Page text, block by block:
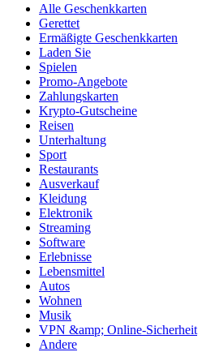
Alle Geschenkkarten
Gerettet
Ermäßigte Geschenkkarten
Laden Sie
Spielen
Promo-Angebote
Zahlungskarten
Krypto-Gutscheine
Reisen
Unterhaltung
Sport
Restaurants
Ausverkauf
Kleidung
Elektronik
Streaming
Software
Erlebnisse
Lebensmittel
Autos
Wohnen
Musik
VPN &amp; Online-Sicherheit
Andere